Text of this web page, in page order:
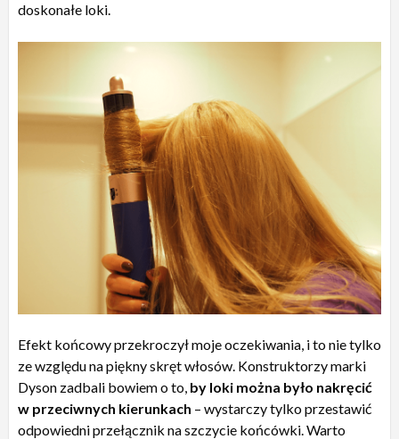
doskonałe loki.
Efekt końcowy przekroczył moje oczekiwania, i to nie tylko
ze względu na piękny skręt włosów. Konstruktorzy marki
Dyson zadbali bowiem o to, by loki można było nakręcić
w przeciwnych kierunkach – wystarczy tylko przestawić
odpowiedni przełącznik na szczycie końcówki. Warto